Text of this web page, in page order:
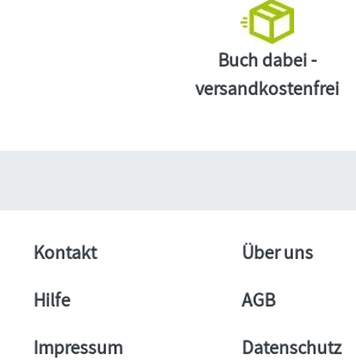
Buch dabei -
versandkostenfrei
Kontakt
Über uns
Hilfe
AGB
Impressum
Datenschutz